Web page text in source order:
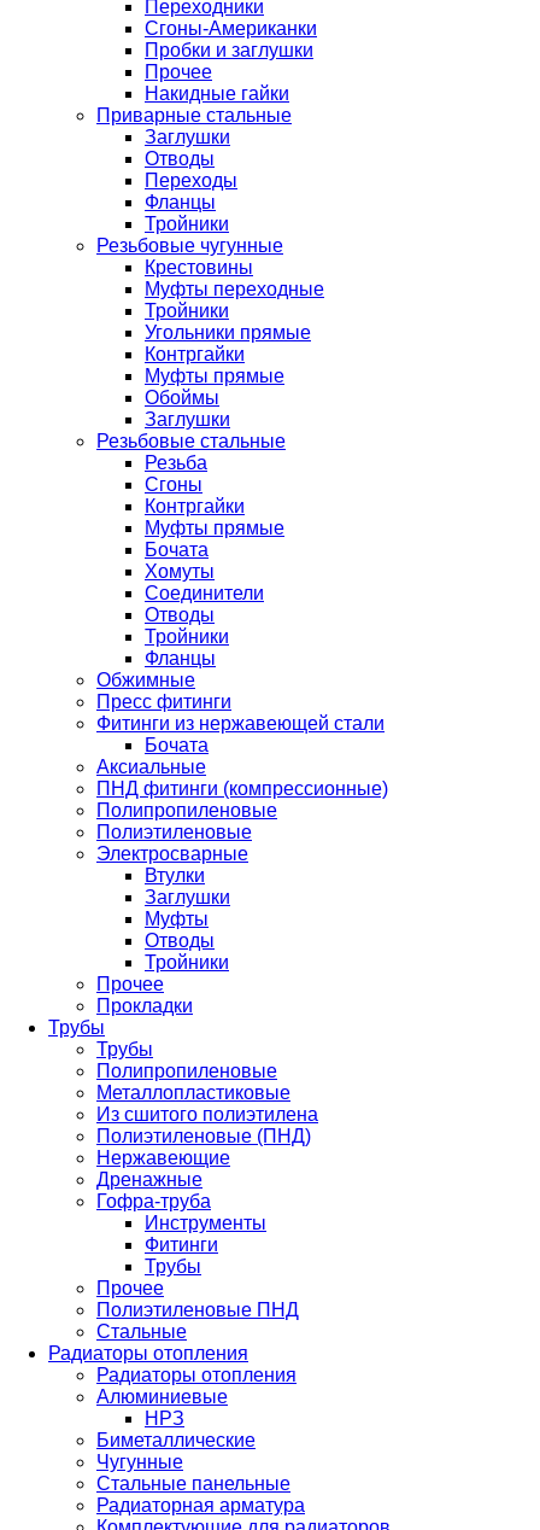
Переходники
Сгоны-Американки
Пробки и заглушки
Прочее
Накидные гайки
Приварные стальные
Заглушки
Отводы
Переходы
Фланцы
Тройники
Резьбовые чугунные
Крестовины
Муфты переходные
Тройники
Угольники прямые
Контргайки
Муфты прямые
Обоймы
Заглушки
Резьбовые стальные
Резьба
Сгоны
Контргайки
Муфты прямые
Бочата
Хомуты
Соединители
Отводы
Тройники
Фланцы
Обжимные
Пресс фитинги
Фитинги из нержавеющей стали
Бочата
Аксиальные
ПНД фитинги (компрессионные)
Полипропиленовые
Полиэтиленовые
Электросварные
Втулки
Заглушки
Муфты
Отводы
Тройники
Прочее
Прокладки
Трубы
Трубы
Полипропиленовые
Металлопластиковые
Из сшитого полиэтилена
Полиэтиленовые (ПНД)
Нержавеющие
Дренажные
Гофра-труба
Инструменты
Фитинги
Трубы
Прочее
Полиэтиленовые ПНД
Стальные
Радиаторы отопления
Радиаторы отопления
Алюминиевые
НРЗ
Биметаллические
Чугунные
Стальные панельные
Радиаторная арматура